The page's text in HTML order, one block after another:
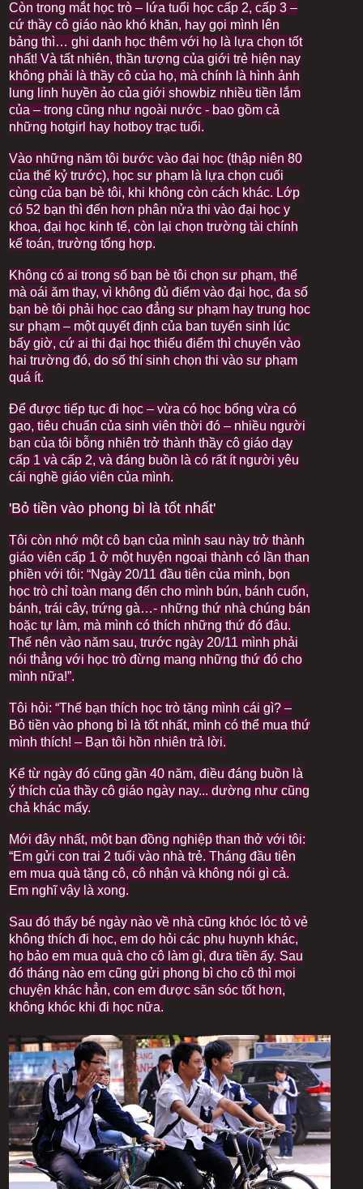
Còn trong mắt học trò – lứa tuổi học cấp 2, cấp 3 –
cứ thầy cô giáo nào khó khăn, hay gọi mình lên
bảng thì… ghi danh học thêm với họ là lựa chọn tốt
nhất! Và tất nhiên, thần tượng của giới trẻ hiện nay
không phải là thầy cô của họ, mà chính là hình ảnh
lung linh huyền ảo của giới showbiz nhiều tiền lắm
của – trong cũng như ngoài nước - bao gồm cả
những hotgirl hay hotboy trạc tuổi.
Vào những năm tôi bước vào đại học (thập niên 80
của thế kỷ trước), học sư phạm là lựa chọn cuối
cùng của bạn bè tôi, khi không còn cách khác. Lớp
có 52 bạn thì đến hơn phân nửa thi vào đại học y
khoa, đại học kinh tế, còn lại chọn trường tài chính
kế toán, trường tổng hợp.
Không có ai trong số bạn bè tôi chọn sư phạm, thế
mà oái ăm thay, vì không đủ điểm vào đại học, đa số
bạn bè tôi phải học cao đẳng sư phạm hay trung học
sư phạm – một quyết định của ban tuyển sinh lúc
bấy giờ, cứ ai thi đại học thiếu điểm thì chuyển vào
hai trường đó, do số thí sinh chọn thi vào sư phạm
quá ít.
Để được tiếp tục đi học – vừa có học bổng vừa có
gạo, tiêu chuẩn của sinh viên thời đó – nhiều người
bạn của tôi bỗng nhiên trở thành thầy cô giáo dạy
cấp 1 và cấp 2, và đáng buồn là có rất ít người yêu
cái nghề giáo viên của mình.
'Bỏ tiền vào phong bì là tốt nhất'
Tôi còn nhớ một cô bạn của mình sau này trở thành
giáo viên cấp 1 ở một huyện ngoại thành có lần than
phiền với tôi: “Ngày 20/11 đầu tiên của mình, bọn
học trò chỉ toàn mang đến cho mình bún, bánh cuốn,
bánh, trái cây, trứng gà…- những thứ nhà chúng bán
hoặc tự làm, mà mình có thích những thứ đó đâu.
Thế nên vào năm sau, trước ngày 20/11 mình phải
nói thẳng với học trò đừng mang những thứ đó cho
mình nữa!”.
Tôi hỏi: “Thế bạn thích học trò tặng mình cái gì? –
Bỏ tiền vào phong bì là tốt nhất, mình có thể mua thứ
mình thích! – Bạn tôi hồn nhiên trả lời.
Kể từ ngày đó cũng gần 40 năm, điều đáng buồn là
ý thích của thầy cô giáo ngày nay... dường như cũng
chả khác mấy.
Mới đây nhất, một bạn đồng nghiệp than thở với tôi:
“Em gửi con trai 2 tuổi vào nhà trẻ. Tháng đầu tiên
em mua quà tặng cô, cô nhận và không nói gì cả.
Em nghĩ vậy là xong.
Sau đó thấy bé ngày nào về nhà cũng khóc lóc tỏ vẻ
không thích đi học, em dọ hỏi các phụ huynh khác,
họ bảo em mua quà cho cô làm gì, đưa tiền ấy. Sau
đó tháng nào em cũng gửi phong bì cho cô thì mọi
chuyện khác hẳn, con em được săn sóc tốt hơn,
không khóc khi đi học nữa.